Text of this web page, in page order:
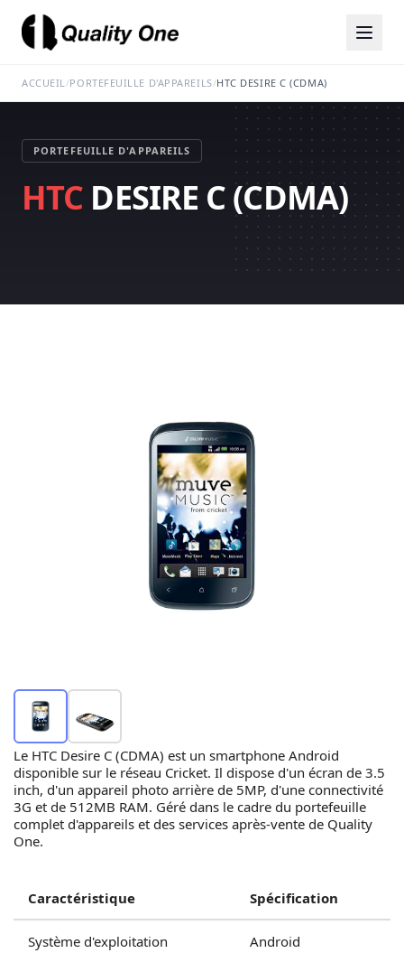
ACCUEIL/PORTEFEUILLE D'APPAREILS/HTC DESIRE C (CDMA)
PORTEFEUILLE D'APPAREILS
HTC DESIRE C (CDMA)
Le HTC Desire C (CDMA) est un smartphone Android
disponible sur le réseau Cricket. Il dispose d'un écran de 3.5
inch, d'un appareil photo arrière de 5MP, d'une connectivité
3G et de 512MB RAM. Géré dans le cadre du portefeuille
complet d'appareils et des services après-vente de Quality
One.
Caractéristique Spécification
Système d'exploitation Android